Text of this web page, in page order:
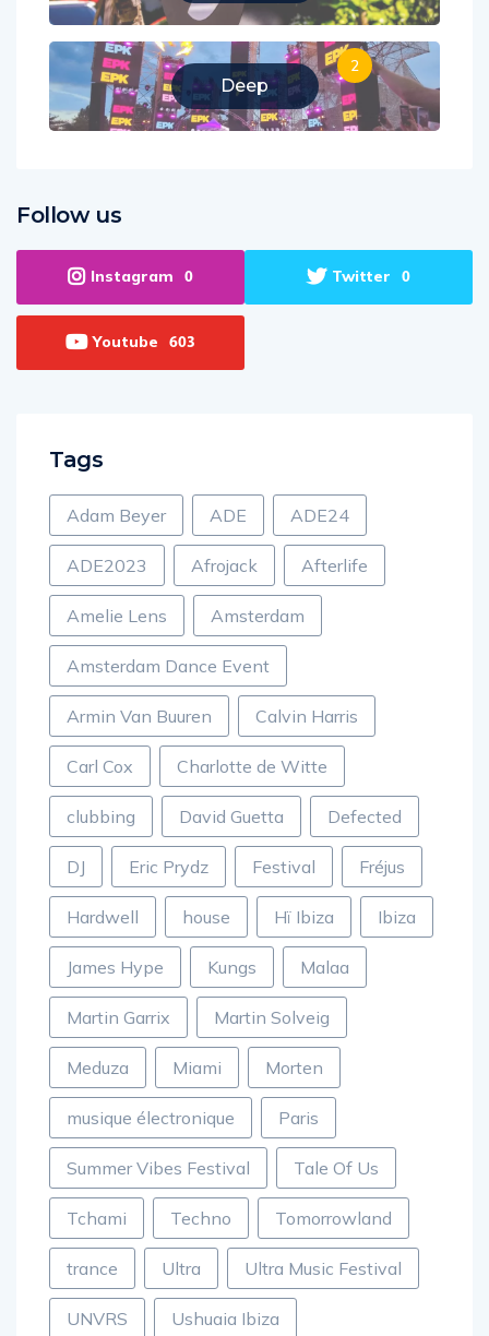
Deep
2
Follow us
Instagram 0 Twitter 0
Youtube 603
Tags
Adam Beyer ADE ADE24
ADE2023 Afrojack Afterlife
Amelie Lens Amsterdam
Amsterdam Dance Event
Armin Van Buuren Calvin Harris
Carl Cox Charlotte de Witte
clubbing David Guetta Defected
DJ Eric Prydz Festival Fréjus
Hardwell house Hï Ibiza Ibiza
James Hype Kungs Malaa
Martin Garrix Martin Solveig
Meduza Miami Morten
musique électronique Paris
Summer Vibes Festival Tale Of Us
Tchami Techno Tomorrowland
trance Ultra Ultra Music Festival
UNVRS Ushuaia Ibiza